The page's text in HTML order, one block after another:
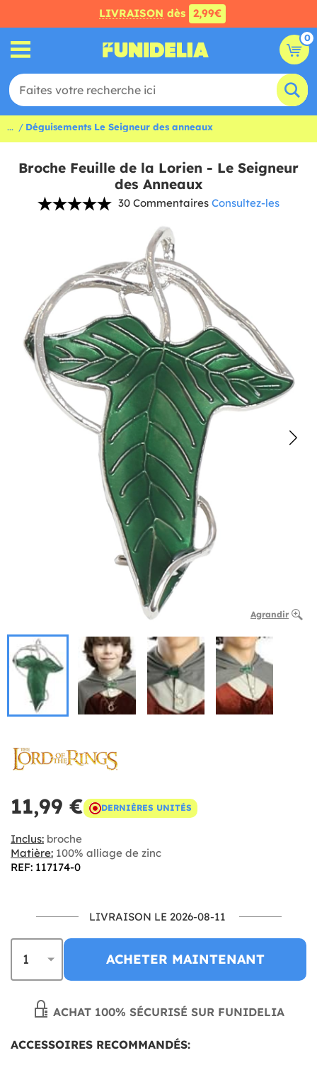
LIVRAISON dès 2,99€
0
... Déguisements Le Seigneur des anneaux
Broche Feuille de la Lorien - Le Seigneur
des Anneaux
30 Commentaires Consultez-les
Agrandir
11,99 € DERNIÈRES UNITÉS
Inclus: broche
Matière: 100% alliage de zinc
REF: 117174-0
LIVRAISON LE 2026-08-11
ACHETER MAINTENANT
ACHAT 100% SÉCURISÉ SUR FUNIDELIA
ACCESSOIRES RECOMMANDÉS: